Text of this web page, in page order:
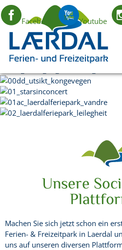
Facebook Youtube
Unsere
Machen Sie sich jetzt schon ein
Ferien- & Freizeitpark in Laerdal
uns auf unseren diversen